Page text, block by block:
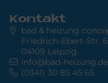
Kontakt
bad & heizung
Friedrich-Ebert-Str.
04109 Leipzig
info@bad-heizung.de
(0341) 30 85 45 65